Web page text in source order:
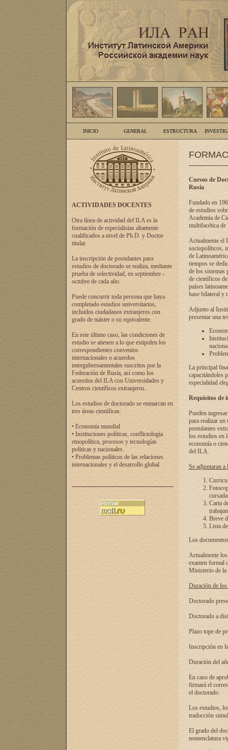
INICIO GENERAL ESTRUCTURA
ACTIVIDADES DOCENTES
Otra línea de actividad del ILA es la
formación de especialistas altamente
cualificados a nivel de Ph.D. y Doctor
titular.
La inscripción de postulantes para
estudios de doctorado se realiza, mediante
prueba de selectividad, en septiembre -
octubre de cada año.
Puede concurrir toda persona que haya
completado estudios universitarios,
incluidos ciudadanos extranjeros con
grado de máster o su equivalente.
En este último caso, las condiciones de
estudio se atienen a lo que estipulen los
correspondientes convenios
internacionales o acuerdos
intergubernamentales suscritos por la
Federación de Rusia, así como los
acuerdos del ILA con Universidades y
Centros científicos extranjeros.
Los estudios de doctorado se enmarcan en
tres áreas científicas:
• Economía mundial
• Instituciones políticas, conflictología
etnopolítica, procesos y tecnologías
políticas y nacionales.
• Problemas políticos de las relaciones
internacionales y el desarrollo global
Cursos de
Rusia
Fundado en
de estudios
Academia de
multifacética de
Actualmente el
sociopolíticos,
de
tiempos se
de los sistemas
de científicos
países
base bilateral y
Adjunto al
presentar una
La principal
capacitándoles
especialidad
Requisitos de
Pueden
para realizar un
postulantes
los estudios en
economía o
del ILA.
Se adjuntaran a
Carta
Breve
Lista
Los
Actualmente
examen formal
Ministerio de la
Duración de
Doctorado
Doctorado a
Plazo tope de
Inscripción en
Duración del
En caso de
firmará el
el doctorado.
Los estudios,
traducción
El grado del
nomenclatura